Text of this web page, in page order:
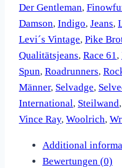
Der Gentleman,
Damson, Indigo, Jeans,
Levi´s Vintage, Pike
Qualitätsjeans, Race 61,
Spun, Roadrunners,
Männer, Selvadge,
International, Steilwand,
Vince Ray, Woolrich,
Additional
Bewertungen (0)